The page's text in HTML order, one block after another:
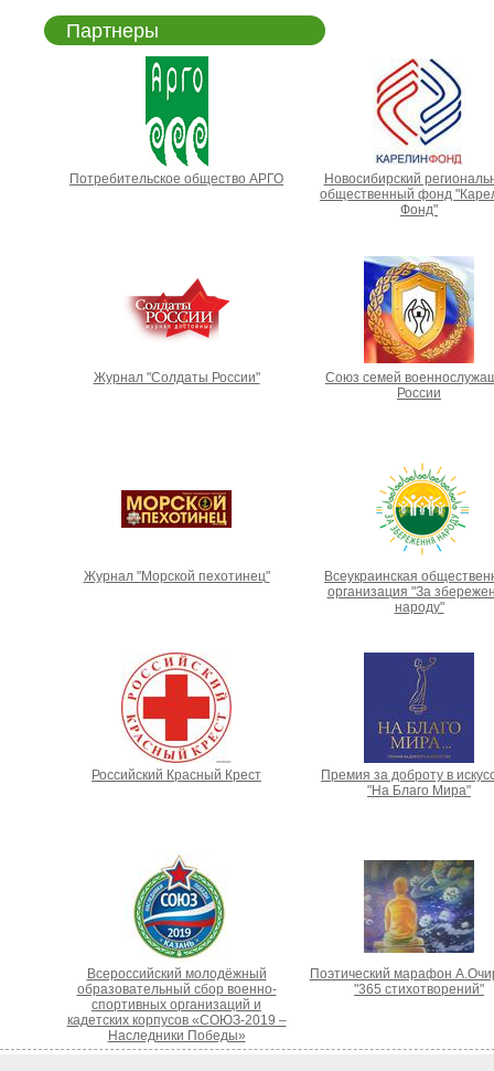
Партнеры
Потребительское общество АРГО
Новосибирский
общественный фонд
Фонд"
Журнал "Солдаты России"
Союз семей
России
Журнал "Морской пехотинец"
Всеукраинская
организация "За
народу"
Российский Красный Крест
Премия за доброту в
"На Благо Мира"
Всероссийский молодёжный
образовательный сбор военно-
спортивных организаций и
кадетских корпусов «СОЮЗ-2019 –
Наследники Победы»
Поэтический марафон
"365 стихотворений"